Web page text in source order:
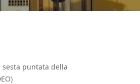
puntata della